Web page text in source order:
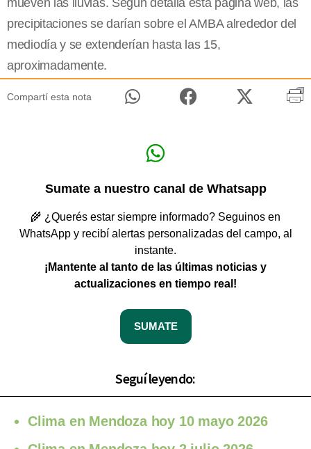
mueven las lluvias. Según detalla esta página web, las
precipitaciones se darían sobre el AMBA alrededor del
mediodía y se extenderían hasta las 15,
aproximadamente.
Compartí esta nota
Sumate a nuestro canal de Whatsapp
🌾 ¿Querés estar siempre informado? Seguinos en
WhatsApp y recibí alertas personalizadas del campo, al
instante.
¡Mantente al tanto de las últimas noticias y
actualizaciones en tiempo real!
SUMATE
Seguí leyendo:
Clima en Mendoza hoy 10 mayo 2026